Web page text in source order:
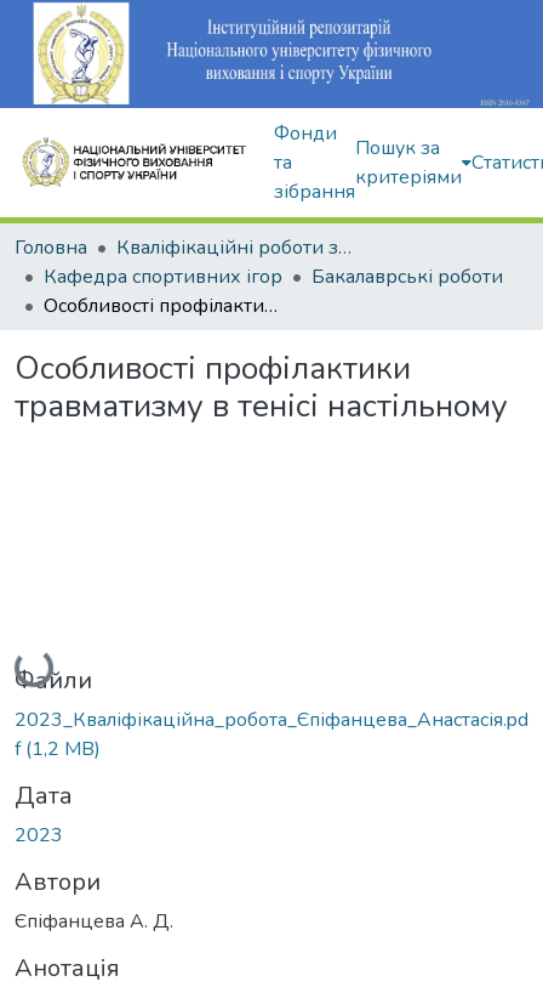
Фонди
та
зібрання
Пошук за
критеріями
Головна
Кваліфікаційні роботи здобувачів вищої освіти
Кафедра спортивних ігор
Бакалаврські роботи
Особливості профілактики травматизму в тенісі настільному
Особливості профілактики
травматизму в тенісі настільному
Вантажиться...
Файли
2023_Кваліфікаційна_робота_Єпіфанцева_Анастасія.pd
f(1,2 MB)
Дата
2023
Автори
Єпіфанцева А. Д.
Анотація